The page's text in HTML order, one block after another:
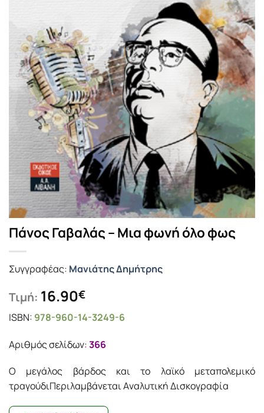
Πάνος Γαβαλάς – Μια φωνή όλο φως
Συγγραφέας: Μανιάτης Δημήτρης
Τιμή: 16.90€
ISBN: 978-960-14-3249-6
Αριθμός σελίδων:366
Ο μεγάλος βάρδος και το λαϊκό μεταπολεμικό
τραγούδιΠεριλαμβάνεται Aναλυτική Δισκογραφία